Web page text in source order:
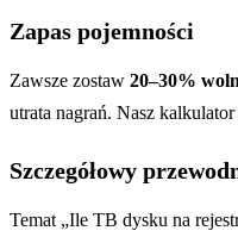
Zapas pojemności
Zawsze zostaw 20–30%
utrata nagrań. Nasz
Szczegółowy
Temat „Ile TB dysku na